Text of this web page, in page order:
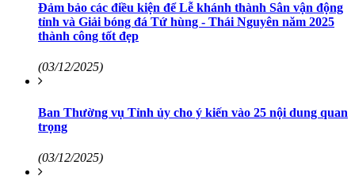
Đảm bảo các điều kiện để Lễ khánh thành Sân vận động
tỉnh và Giải bóng đá Tứ hùng - Thái Nguyên năm 2025
thành công tốt đẹp
(03/12/2025)
Ban Thường vụ Tỉnh ủy cho ý kiến vào 25 nội dung quan
trọng
(03/12/2025)